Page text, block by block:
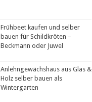
Frühbeet kaufen und selber
bauen für Schildkröten –
Beckmann oder Juwel
Anlehngewächshaus aus Glas &
Holz selber bauen als
Wintergarten